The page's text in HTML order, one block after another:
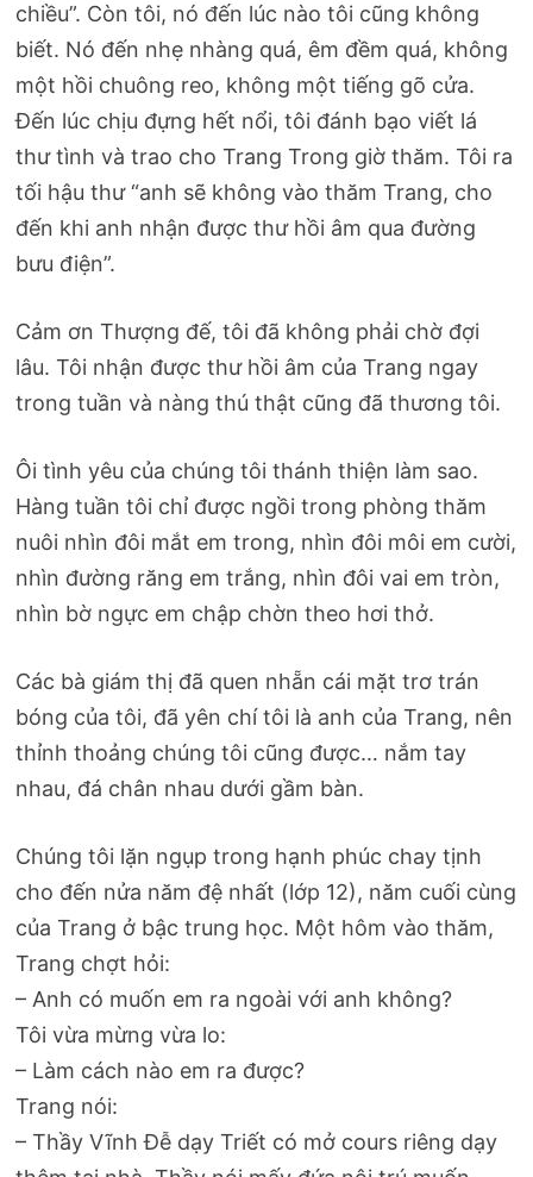
chiều”. Còn tôi, nó đến lúc nào tôi cũng không
biết. Nó đến nhẹ nhàng quá, êm đềm quá, không
một hồi chuông reo, không một tiếng gõ cửa.
Đến lúc chịu đựng hết nổi, tôi đánh bạo viết lá
thư tình và trao cho Trang Trong giờ thăm. Tôi ra
tối hậu thư “anh sẽ không vào thăm Trang, cho
đến khi anh nhận được thư hồi âm qua đường
bưu điện”.
Cảm ơn Thượng đế, tôi đã không phải chờ đợi
lâu. Tôi nhận được thư hồi âm của Trang ngay
trong tuần và nàng thú thật cũng đã thương tôi.
Ôi tình yêu của chúng tôi thánh thiện làm sao.
Hàng tuần tôi chỉ được ngồi trong phòng thăm
nuôi nhìn đôi mắt em trong, nhìn đôi môi em cười,
nhìn đường răng em trắng, nhìn đôi vai em tròn,
nhìn bờ ngực em chập chờn theo hơi thở.
Các bà giám thị đã quen nhẵn cái mặt trơ trán
bóng của tôi, đã yên chí tôi là anh của Trang, nên
thỉnh thoảng chúng tôi cũng được… nắm tay
nhau, đá chân nhau dưới gầm bàn.
Chúng tôi lặn ngụp trong hạnh phúc chay tịnh
cho đến nửa năm đệ nhất (lớp 12), năm cuối cùng
của Trang ở bậc trung học. Một hôm vào thăm,
Trang chợt hỏi:
– Anh có muốn em ra ngoài với anh không?
Tôi vừa mừng vừa lo:
– Làm cách nào em ra được?
Trang nói:
– Thầy Vĩnh Đễ dạy Triết có mở cours riêng dạy